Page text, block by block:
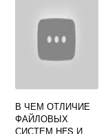
В ЧЕМ ОТЛИЧИЕ
ФАЙЛОВЫХ
СИСТЕМ HFS И